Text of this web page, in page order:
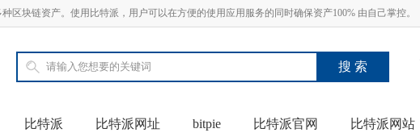
区块链资产。使用比特派，用户可以在方便的使用应用服务的同时确保资产100% 由自己掌控。
比特派 比特派网址 bitpie 比特派官网 比特派网站